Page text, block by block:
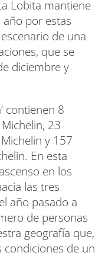
Lobita mantiene
año por estas
de una
que se
diciembre y
contienen 8
23
y 157
En esta
en los
las tres
año pasado a
de personas
geografía que,
condiciones de un